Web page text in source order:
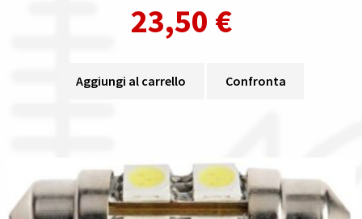
23,50 €
Aggiungi al carrello Confronta